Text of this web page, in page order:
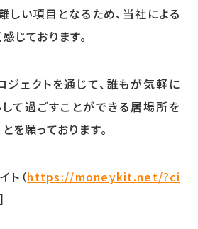
しい項目となるため、当社による
じております。
ェクトを通じて、誰もが気軽に
て過ごすことができる居場所を
を願っております。
ト（https://moneykit.net/?ci
］